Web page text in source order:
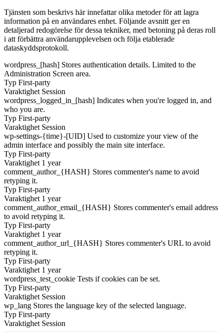
Tjänsten som beskrivs här innefattar olika metoder för att lagra
information på en användares enhet. Följande avsnitt ger en
detaljerad redogörelse för dessa tekniker, med betoning på deras roll
i att förbättra användarupplevelsen och följa etablerade
dataskyddsprotokoll.
wordpress_[hash] Stores authentication details. Limited to the
Administration Screen area.
Typ First-party
Varaktighet Session
wordpress_logged_in_[hash] Indicates when you're logged in, and
who you are.
Typ First-party
Varaktighet Session
wp-settings-{time}-[UID] Used to customize your view of the
admin interface and possibly the main site interface.
Typ First-party
Varaktighet 1 year
comment_author_{HASH} Stores commenter's name to avoid
retyping it.
Typ First-party
Varaktighet 1 year
comment_author_email_{HASH} Stores commenter's email address
to avoid retyping it.
Typ First-party
Varaktighet 1 year
comment_author_url_{HASH} Stores commenter's URL to avoid
retyping it.
Typ First-party
Varaktighet 1 year
wordpress_test_cookie Tests if cookies can be set.
Typ First-party
Varaktighet Session
wp_lang Stores the language key of the selected language.
Typ First-party
Varaktighet Session